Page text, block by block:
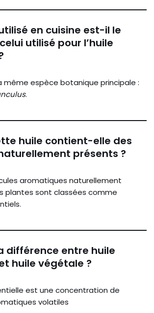
en cuisine est-il le
utilisé pour l’huile
même espèce botanique principale :
.
huile contient-elle des
présents ?
aromatiques naturellement
plantes sont classées comme
différence entre huile
huile végétale ?
est une concentration de
volatiles